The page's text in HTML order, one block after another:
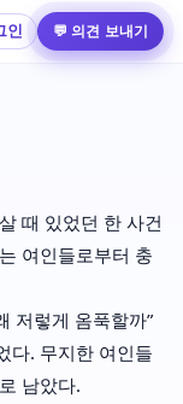
인 💬 의견 보내기
때 있었던 한 사건
여인들로부터 충
저렇게 옴푹할까”
다. 무지한 여인들
남았다.